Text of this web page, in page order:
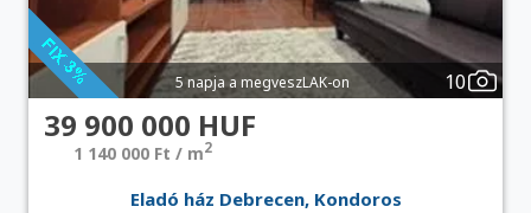
5 napja a megveszLAK-on 10
39 900 000 HUF
1 140 000 Ft / m2
Eladó ház Debrecen, Kondoros